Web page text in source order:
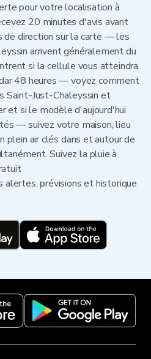
pour votre localisation à
20 minutes d'avis avant
de direction sur la carte — les
arrivent généralement du
si la cellule vous atteindra
48 heures — voyez comment
Saint-Just-Chaleyssin et
et si le modèle d'aujourd'hui
— suivez votre maison, lieu
plein air clés dans et autour de
Suivez la pluie à
alertes, prévisions et historique